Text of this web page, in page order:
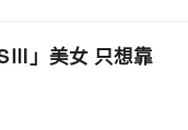
」美女 只想靠